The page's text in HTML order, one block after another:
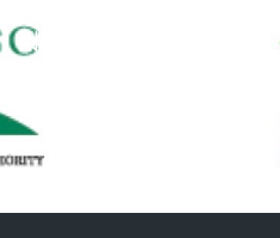
Next Post
TEAGASC